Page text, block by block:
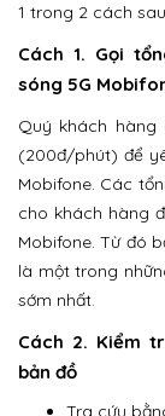
1 trong 2 cách
Cách 1. Gọi
sóng 5G
Quý khách
(200đ/phút) để
Mobifone. Các
cho khách hàng
Mobifone. Từ đó
là một trong
sớm nhất.
Cách 2. Kiểm
bản đồ
Tra cứu